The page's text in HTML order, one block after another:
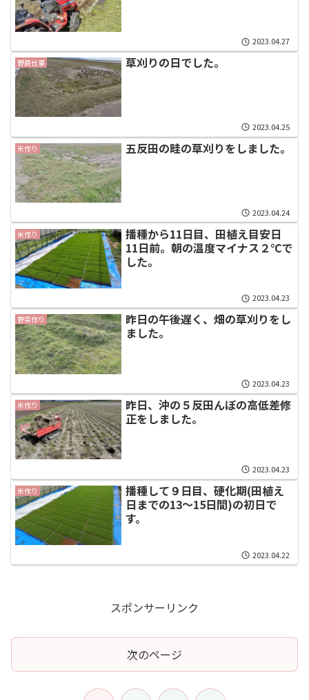
2023.04.27
野良仕事 草刈りの日でした。
2023.04.25
米作り 五反田の畦の草刈りをしました。
2023.04.24
米作り
播種から11日目、田植え目安日
11日前。朝の温度マイナス２℃で
した。
2023.04.23
野菜作り
昨日の午後遅く、畑の草刈りをし
ました。
2023.04.23
米作り
昨日、沖の５反田んぼの高低差修
正をしました。
2023.04.23
米作り
播種して９日目、硬化期(田植え
日までの13～15日間)の初日で
す。
2023.04.22
スポンサーリンク
次のページ